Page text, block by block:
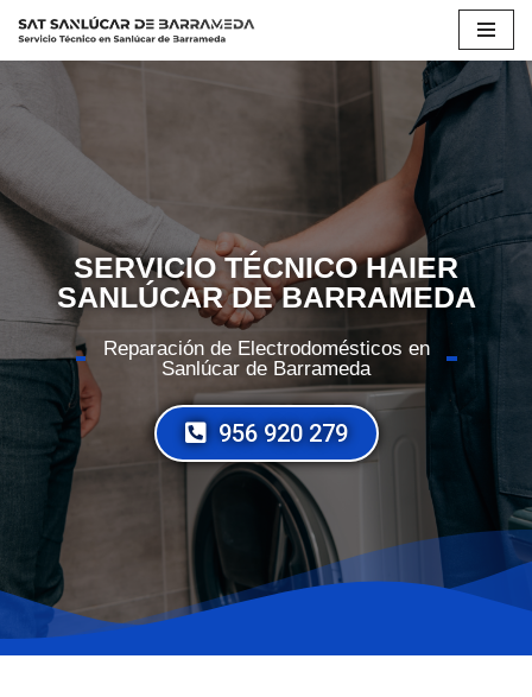
Saltar
SERVICIO TÉCNICO HAIER
SANLÚCAR DE BARRAMEDA
Reparación de Electrodomésticos en
Sanlúcar de Barrameda
956 920 279